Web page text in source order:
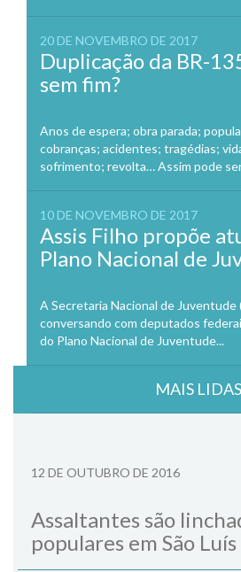
20 DE NOVEMBRO DE 2017
Duplicação da BR-
sem fim?
Anos de espera; obra parada;
cobranças; acidentes; tragédias;
sofrimento; revolta… Assim pode
10 DE NOVEMBRO DE 2017
Assis Filho propõe
Plano Nacional de
A Secretaria Nacional de Juventude
conversando com deputados
do Plano Nacional de Juventude...
MAIS LIDAS
12 DE OUTUBRO DE 2016
Assaltantes são
populares em São Luís